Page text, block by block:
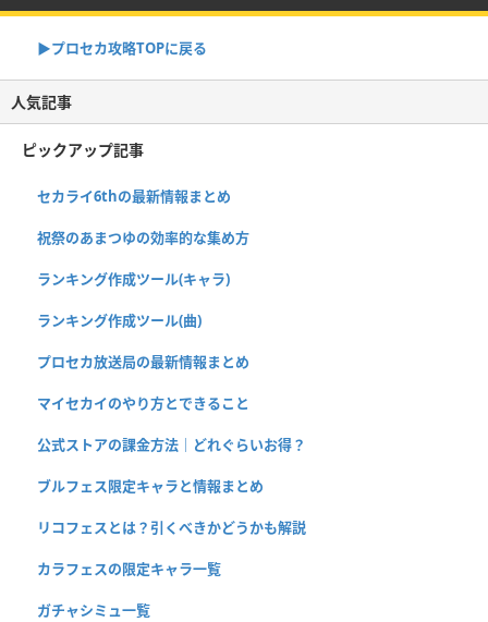
▶︎プロセカ攻略TOPに戻る
人気記事
ピックアップ記事
セカライ6thの最新情報まとめ
祝祭のあまつゆの効率的な集め方
ランキング作成ツール(キャラ)
ランキング作成ツール(曲)
プロセカ放送局の最新情報まとめ
マイセカイのやり方とできること
公式ストアの課金方法｜どれぐらいお得？
ブルフェス限定キャラと情報まとめ
リコフェスとは？引くべきかどうかも解説
カラフェスの限定キャラ一覧
ガチャシミュ一覧